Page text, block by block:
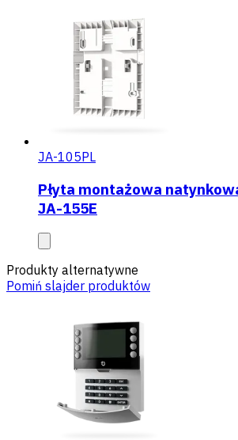
JA-105PL
Płyta montażowa
JA-155E
Produkty alternatywne
Pomiń slajder produktów